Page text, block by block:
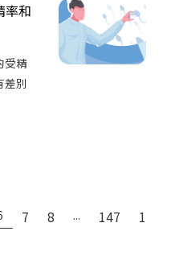
率和
受精
差別
7 8 ... 147 148